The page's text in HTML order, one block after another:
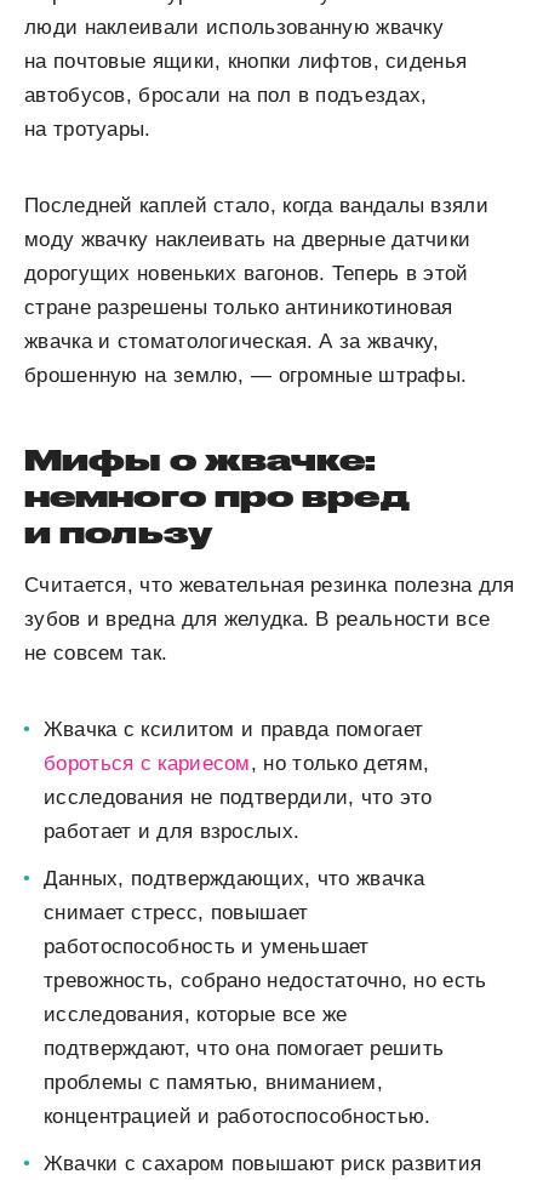
люди наклеивали использованную жвачку
на почтовые ящики, кнопки лифтов, сиденья
автобусов, бросали на пол в подъездах,
на тротуары.
Последней каплей стало, когда вандалы взяли
моду жвачку наклеивать на дверные датчики
дорогущих новеньких вагонов. Теперь в этой
стране разрешены только антиникотиновая
жвачка и стоматологическая. А за жвачку,
брошенную на землю, — огромные штрафы.
Мифы о жвачке:
немного про вред
и пользу
Считается, что жевательная резинка полезна для
зубов и вредна для желудка. В реальности все
не совсем так.
Жвачка с ксилитом и правда помогает
бороться с кариесом, но только детям,
исследования не подтвердили, что это
работает и для взрослых.
Данных, подтверждающих, что жвачка
снимает стресс, повышает
работоспособность и уменьшает
тревожность, собрано недостаточно, но есть
исследования, которые все же
подтверждают, что она помогает решить
проблемы с памятью, вниманием,
концентрацией и работоспособностью.
Жвачки с сахаром повышают риск развития